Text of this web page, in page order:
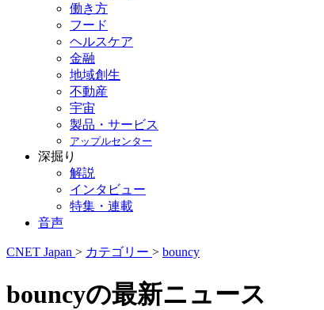
働き方
フード
ヘルスケア
金融
地域創生
不動産
宇宙
製品・サービス
アップルセンター
深掘り
解説
インタビュー
特集・連載
音声
CNET Japan > カテゴリー > bouncy
bouncyの最新ニュース